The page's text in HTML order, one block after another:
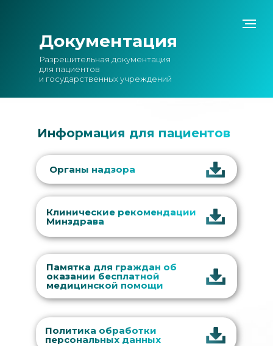
Документация
Разрешительная документация
для пациентов
и государственных учреждений
Информация для пациентов
Политика обработки
персональных данных
Памятка для граждан об
оказании бесплатной
медицинской помощи
Клинические рекомендации
Минздрава
Органы надзора